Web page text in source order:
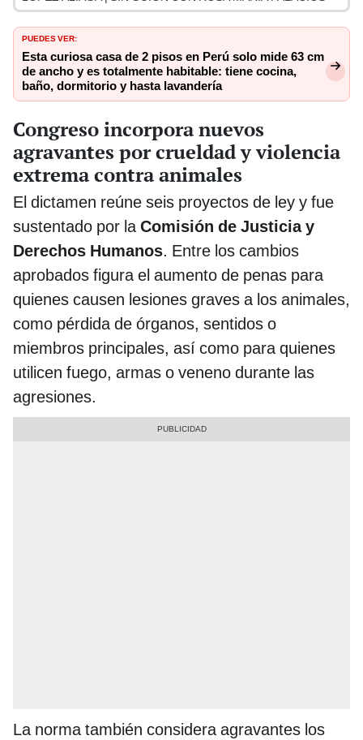
PUEDES VER:
Esta curiosa casa de 2 pisos en Perú solo mide 63 cm
de ancho y es totalmente habitable: tiene cocina,
baño, dormitorio y hasta lavandería
Congreso incorpora nuevos
agravantes por crueldad y violencia
extrema contra animales
El dictamen reúne seis proyectos de ley y fue
sustentado por laComisión de Justicia y
Derechos Humanos. Entre los cambios
aprobados figura el aumento de penas para
quienes causen lesiones graves a los animales,
como pérdida de órganos, sentidos o
miembros principales, así como para quienes
utilicen fuego, armas o veneno durante las
agresiones.
La norma también considera agravantes los